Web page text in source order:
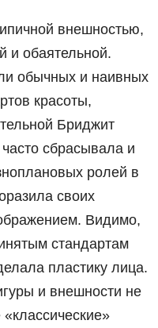
внешностью,
и обаятельной.
обычных и наивных
красоты,
Бриджит
сбрасывала и
ролей в
своих
Видимо,
стандартам
пластику лица.
и внешности не